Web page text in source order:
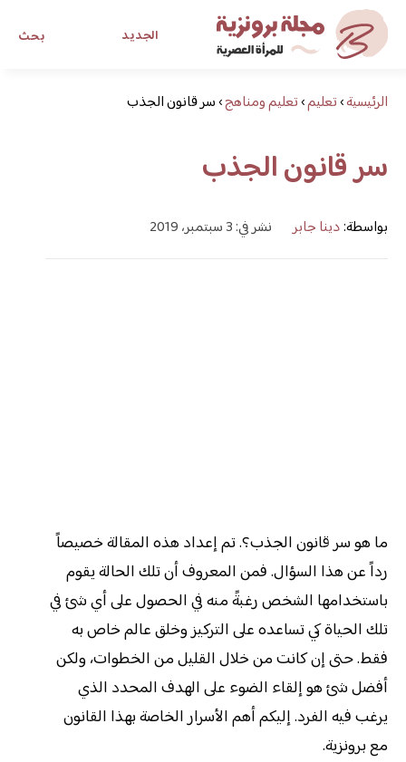
بحث الجديد
مجلة برونزية للفتاة العصرية
ابحث عن أي موضوع يهمك
الرئيسية›تعليم›تعليم ومناهج›سر قانون الجذب
سر قانون الجذب
بواسطة:دينا جابر نشر في: 3 سبتمبر، 2019
ما هو سر قانون الجذب؟. تم إعداد هذه المقالة خصيصاً
رداً عن هذا السؤال. فمن المعروف أن تلك الحالة يقوم
باستخدامها الشخص رغبةً منه في الحصول على أي شئ في
تلك الحياة كي تساعده على التركيز وخلق عالم خاص به
فقط. حتى إن كانت من خلال القليل من الخطوات، ولكن
أفضل شئ هو إلقاء الضوء على الهدف المحدد الذي
يرغب فيه الفرد. إليكم أهم الأسرار الخاصة بهذا القانون
مع برونزية.